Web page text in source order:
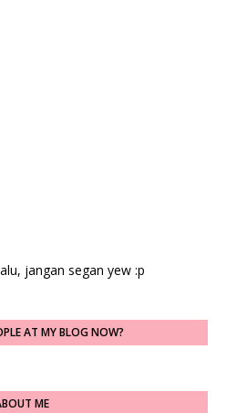
jangan segan yew :p
AT MY BLOG NOW?
ME